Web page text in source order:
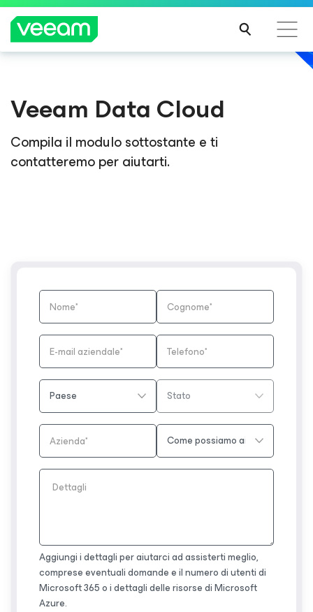
dall'aggiornamento dei contenuti di CrowdStrike
PER
SAPE
RNE
DI
Veeam Data Cloud
Compila il modulo sottostante e ti
contatteremo per aiutarti.
Aggiungi i dettagli per aiutarci ad assisterti meglio,
comprese eventuali domande e il numero di utenti di
Microsoft 365 o i dettagli delle risorse di Microsoft
Azure.